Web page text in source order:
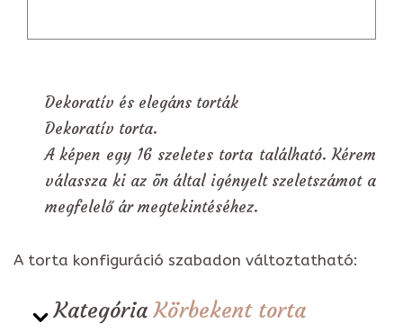
Dekoratív és elegáns torták
Dekoratív torta.
A képen egy 16 szeletes torta található. Kérem
válassza ki az ön által igényelt szeletszámot a
megfelelő ár megtekintéséhez.
A torta konfiguráció szabadon változtatható:
KategóriaKörbekent torta